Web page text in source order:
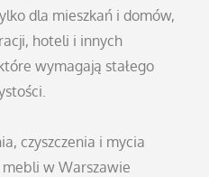
dla mieszkań i domów,
hoteli i innych
wymagają stałego
czyszczenia i mycia
w Warszawie